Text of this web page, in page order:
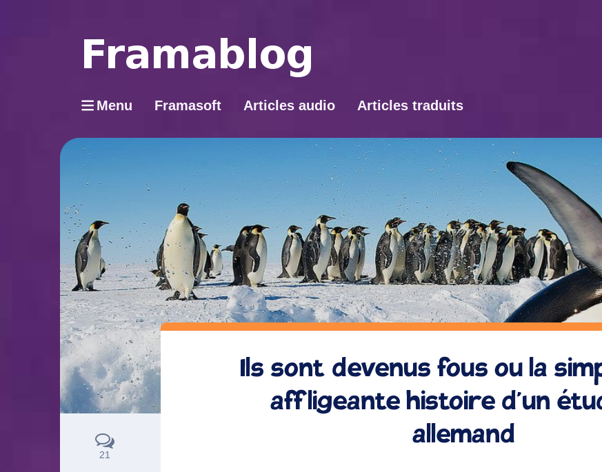
Menu Framasoft Articles audio Articles traduits
21
Ils sont devenus fous ou la
affligeante histoire d’un
allemand